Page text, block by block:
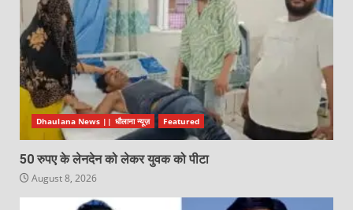
Dhaulana News || धौलाना न्यूज़ Featured
50 रुपए के लेनदेन को लेकर युवक को पीटा
August 8, 2026